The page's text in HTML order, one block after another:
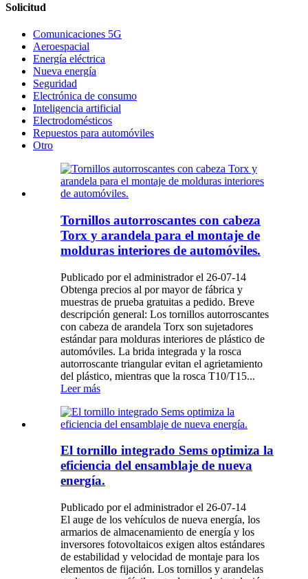
Solicitud
Comunicaciones 5G
Aeroespacial
Energía eléctrica
Nueva energía
Seguridad
Electrónica de consumo
Inteligencia artificial
Electrodomésticos
Repuestos para automóviles
Otro
Tornillos autorroscantes con cabeza
Torx y arandela para el montaje de
molduras interiores de automóviles.
Publicado por el administrador el 26-07-14
Obtenga precios al por mayor de fábrica y
muestras de prueba gratuitas a pedido. Breve
descripción general: Los tornillos autorroscantes
con cabeza de arandela Torx son sujetadores
estándar para molduras interiores de plástico de
automóviles. La brida integrada y la rosca
autorroscante triangular evitan el agrietamiento
del plástico, mientras que la rosca T10/T15...
Leer más
El tornillo integrado Sems optimiza la
eficiencia del ensamblaje de nueva
energía.
Publicado por el administrador el 26-07-14
El auge de los vehículos de nueva energía, los
armarios de almacenamiento de energía y los
inversores fotovoltaicos exigen altos estándares
de estabilidad y velocidad de montaje para los
elementos de fijación. Los tornillos y arandelas